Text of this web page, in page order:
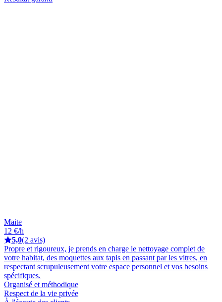
Maite
12 €/h
5,0(2 avis)
Propre et rigoureux, je prends en charge le nettoyage complet de
votre habitat, des moquettes aux tapis en passant par les vitres, en
respectant scrupuleusement votre espace personnel et vos besoins
spécifiques.
Organisé et méthodique
Respect de la vie privée